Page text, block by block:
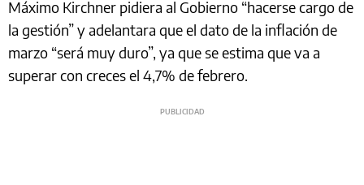
Máximo Kirchner pidiera al Gobierno “hacerse cargo de
la gestión” y adelantara que el dato de la inflación de
marzo “será muy duro”, ya que se estima que va a
superar con creces el 4,7% de febrero.